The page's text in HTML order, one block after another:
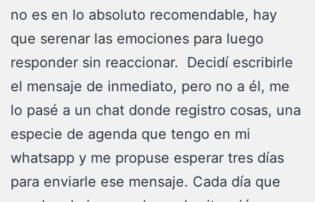
no es en lo absoluto recomendable, hay
que serenar las emociones para luego
responder sin reaccionar. Decidí escribirle
el mensaje de inmediato, pero no a él, me
lo pasé a un chat donde registro cosas, una
especie de agenda que tengo en mi
whatsapp y me propuse esperar tres días
para enviarle ese mensaje. Cada día que